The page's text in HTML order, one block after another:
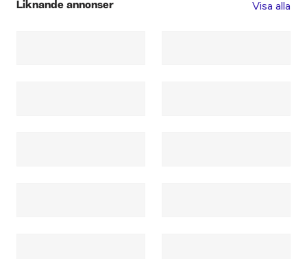
Liknande annonser Visa alla